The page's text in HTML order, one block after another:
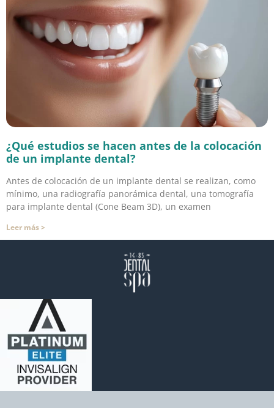
¿Qué estudios se hacen antes de la colocación
de un implante dental?
Antes de colocación de un implante dental se realizan, como
mínimo, una radiografía panorámica dental, una tomografía
para implante dental (Cone Beam 3D), un examen
Leer más >